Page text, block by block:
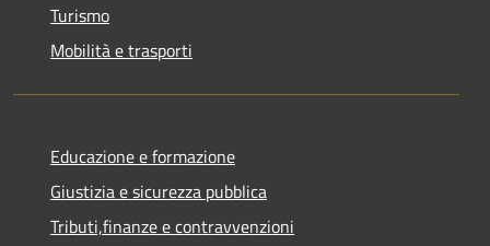
Turismo
Mobilità e trasporti
Educazione e formazione
Giustizia e sicurezza pubblica
Tributi,finanze e contravvenzioni